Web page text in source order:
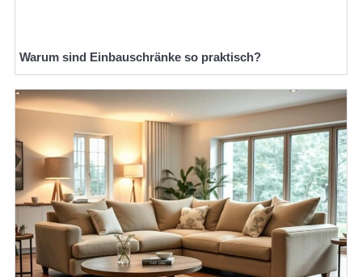
Warum sind Einbauschränke so praktisch?